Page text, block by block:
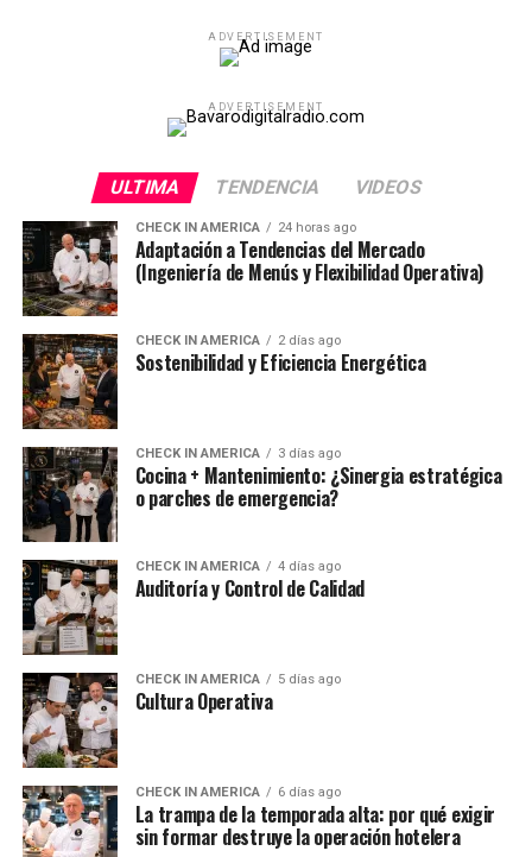
ADVERTISEMENT
ADVERTISEMENT
ULTIMA TENDENCIA VIDEOS
CHECK IN AMERICA 24 horas ago
Adaptación a Tendencias del Mercado
(Ingeniería de Menús y Flexibilidad Operativa)
CHECK IN AMERICA 2 días ago
Sostenibilidad y Eficiencia Energética
CHECK IN AMERICA 3 días ago
Cocina + Mantenimiento: ¿Sinergia estratégica
o parches de emergencia?
CHECK IN AMERICA 4 días ago
Auditoría y Control de Calidad
CHECK IN AMERICA 5 días ago
Cultura Operativa
CHECK IN AMERICA 6 días ago
La trampa de la temporada alta: por qué exigir
sin formar destruye la operación hotelera